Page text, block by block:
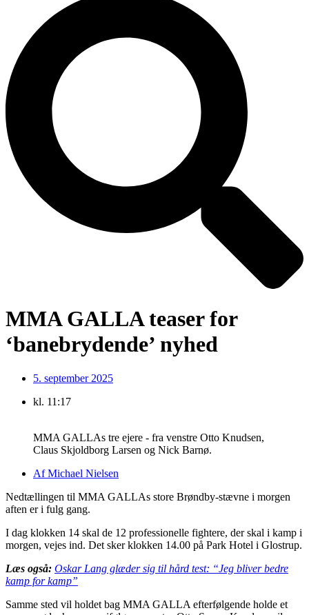
MMA GALLA teaser for
‘banebrydende’ nyhed
5. september 2025
kl. 11:17
MMA GALLAs tre ejere - fra venstre Otto Knudsen,
Claus Skjoldborg Larsen og Nick Barnø.
AfMichael Nielsen
Nedtællingen til MMA GALLAs store Brøndby-stævne i morgen
aften er i fulg gang.
I dag klokken 14 skal de 12 professionelle fightere, der skal i kamp i
morgen, vejes ind. Det sker klokken 14.00 på Park Hotel i Glostrup.
Læs også: Oskar Lang glæder sig til hård test: “Jeg bliver bedre
kamp for kamp”
Samme sted vil holdet bag MMA GALLA efterfølgende holde et